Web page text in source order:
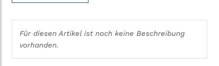
Für diesen Artikel ist noch keine Beschreibung
vorhanden.